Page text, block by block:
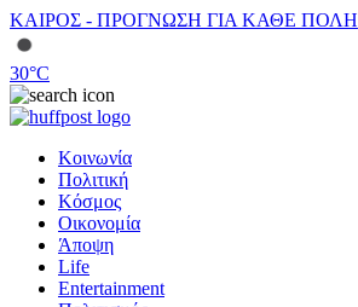
ΚΑΙΡΟΣ - ΠΡΟΓΝΩΣΗ ΓΙΑ ΚΑΘΕ ΠΟΛΗ
30°C
Κοινωνία
Πολιτική
Κόσμος
Οικονομία
Άποψη
Life
Entertainment